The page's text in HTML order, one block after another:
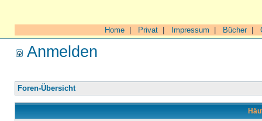
Home Privat Impressum Bücher|
Anmelden
Foren-Übersicht